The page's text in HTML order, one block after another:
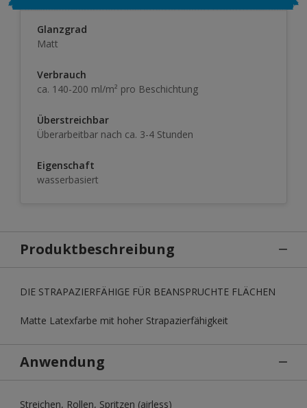
Glanzgrad
Matt
Verbrauch
ca. 140-200 ml/m² pro Beschichtung
Überstreichbar
Überarbeitbar nach ca. 3-4 Stunden
Eigenschaft
wasserbasiert
Produktbeschreibung
DIE STRAPAZIERFÄHIGE FÜR BEANSPRUCHTE FLÄCHEN
Matte Latexfarbe mit hoher Strapazierfähigkeit
Anwendung
Streichen, Rollen, Spritzen (airless)